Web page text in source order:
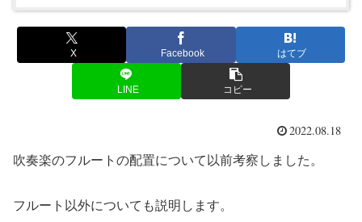
X Facebook はてブ
LINE コピー
2022.08.18
吹奏楽のフルートの配置について以前考察しました。
フルート以外についても説明します。